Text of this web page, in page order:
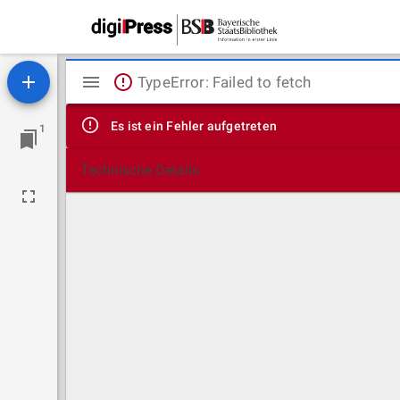
1
Mirador
Viewer
TypeError: Failed to fetch
Es ist ein Fehler aufgetreten
Technische Details